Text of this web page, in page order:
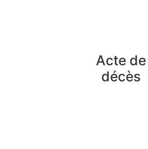
Acte de
décès